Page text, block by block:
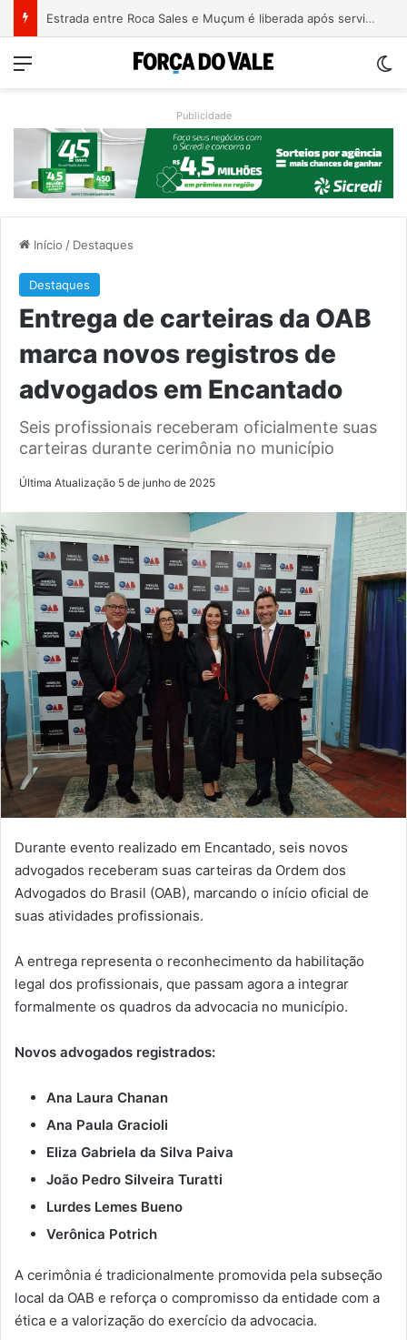
Patrimônio de Paulo Pimenta salta de R$ 192 mil para R$ 1,87 milhão em 4 anos
Menu
Publicidade
Início / Destaques
Destaques
Entrega de carteiras da OAB
marca novos registros de
advogados em Encantado
Seis profissionais receberam oficialmente suas
carteiras durante cerimônia no município
Última Atualização 5 de junho de 2025
Durante evento realizado em Encantado, seis novos
advogados receberam suas carteiras da Ordem dos
Advogados do Brasil (OAB), marcando o início oficial de
suas atividades profissionais.
A entrega representa o reconhecimento da habilitação
legal dos profissionais, que passam agora a integrar
formalmente os quadros da advocacia no município.
Novos advogados registrados:
Ana Laura Chanan
Ana Paula Gracioli
Eliza Gabriela da Silva Paiva
João Pedro Silveira Turatti
Lurdes Lemes Bueno
Verônica Potrich
A cerimônia é tradicionalmente promovida pela subseção
local da OAB e reforça o compromisso da entidade com a
ética e a valorização do exercício da advocacia.